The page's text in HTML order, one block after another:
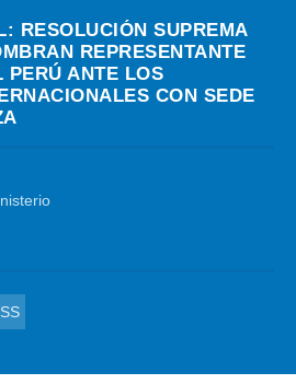
RESOLUCIÓN SUPREMA
REPRESENTANTE
PERÚ ANTE LOS
CON SEDE